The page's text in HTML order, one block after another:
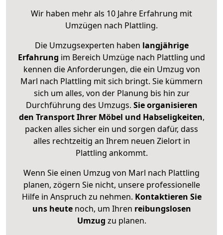
Wir haben mehr als 10 Jahre Erfahrung mit
Umzügen nach Plattling.
Die Umzugsexperten haben langjährige
Erfahrung im Bereich Umzüge nach Plattling und
kennen die Anforderungen, die ein Umzug von
Marl nach Plattling mit sich bringt. Sie kümmern
sich um alles, von der Planung bis hin zur
Durchführung des Umzugs. Sie organisieren
den Transport Ihrer Möbel und Habseligkeiten,
packen alles sicher ein und sorgen dafür, dass
alles rechtzeitig an Ihrem neuen Zielort in
Plattling ankommt.
Wenn Sie einen Umzug von Marl nach Plattling
planen, zögern Sie nicht, unsere professionelle
Hilfe in Anspruch zu nehmen. Kontaktieren Sie
uns heutenoch, um Ihren reibungslosen
Umzug zu planen.